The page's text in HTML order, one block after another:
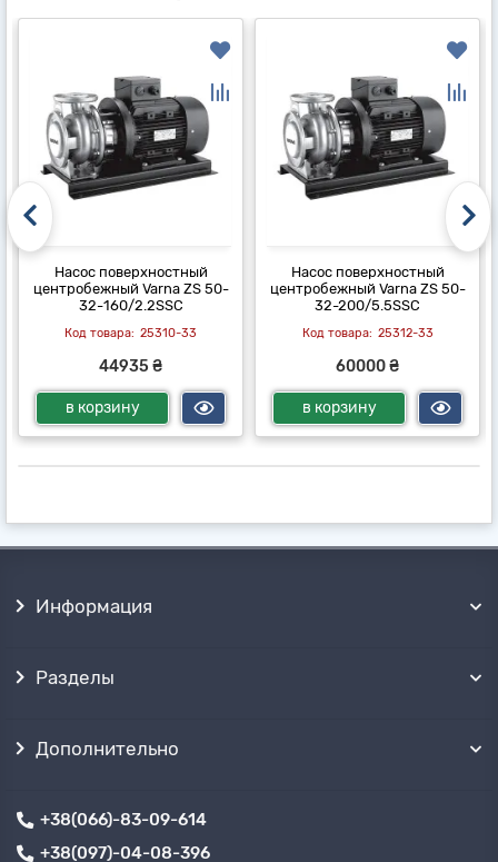
Насос поверхностный
центробежный Varna ZS 50-
32-160/2.2SSC
25310-33
44935 ₴
в корзину
Насос поверхностный
центробежный Varna ZS 50-
32-200/5.5SSC
25312-33
60000 ₴
в корзину
Информация
Разделы
Дополнительно
+38(066)-83-09-614
+38(097)-04-08-396